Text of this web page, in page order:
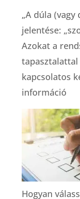
„A dúla
jelentése:
Azokat a
tapasztalattal
kapcsolatos
információ:
–
és
mit
Hogyan